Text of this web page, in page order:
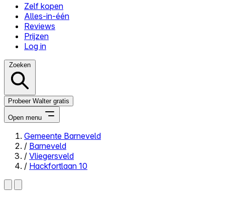
Zelf kopen
Alles-in-één
Reviews
Prijzen
Log in
Zoeken
Probeer Walter gratis
Open menu
Close menu
Gemeente Barneveld
/ Barneveld
/ Vliegersveld
/ Hackfortlaan 10